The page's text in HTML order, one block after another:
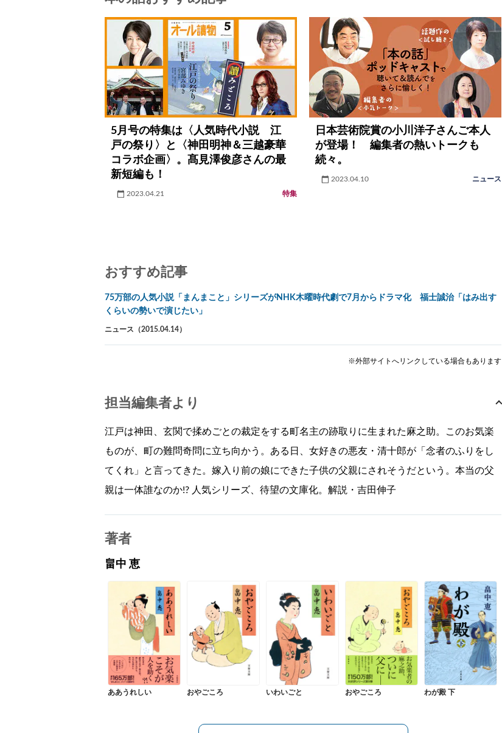
5月号の特集は〈人気時代小説 江
戸の祭り〉と〈神田明神＆三越豪華
コラボ企画〉。髙見澤俊彦さんの最
新短編も！
2023.04.21 特集
日本芸術院賞の小川洋子さんご本人
が登場！ 編集者の熱いトークも
続々。
2023.04.10 ニュース
おすすめ記事
75万部の人気小説「まんまこと」シリーズがNHK木曜時代劇で7月からドラマ化 福士誠治「はみ出す
くらいの勢いで演じたい」
ニュース（2015.04.14）
※外部サイトへリンクしている場合もあります
担当編集者より
江戸は神田、玄関で揉めごとの裁定をする町名主の跡取りに生まれた麻之助。このお気楽
ものが、町の難問奇問に立ち向かう。ある日、女好きの悪友・清十郎が「念者のふりをし
てくれ」と言ってきた。嫁入り前の娘にできた子供の父親にされそうだという。本当の父
親は一体誰なのか!? 人気シリーズ、待望の文庫化。解説・吉田伸子
著者
畠中 恵
ああうれしい おやごころ いわいごと おやごころ わが殿 下